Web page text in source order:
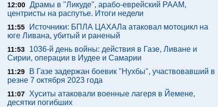
12:00 Драмы в "Ликуде", арабо-еврейский РААМ,
центристы на распутье. Итоги недели
11:55
Источники: БПЛА ЦАХАЛа атаковал мотоцикл на
юге Ливана, убитый и раненый
11:53
1036-й день войны: действия в Газе, Ливане и
Сирии, операции в Иудее и Самарии
11:29
В Газе задержан боевик "Нухбы", участвовавший в
резне 7 октября 2023 года
11:07
Хуситы атаковали военные лагеря в Йемене,
десятки погибших